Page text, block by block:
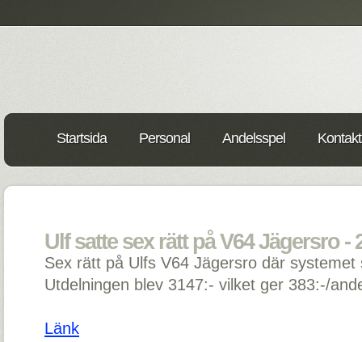
Startsida Personal Andelsspel
Ulf satte sex rätt på V64 Jägersro -
Sex rätt på Ulfs V64 Jägersro där systemet
Utdelningen blev 3147:- vilket ger 383:-/
Länk